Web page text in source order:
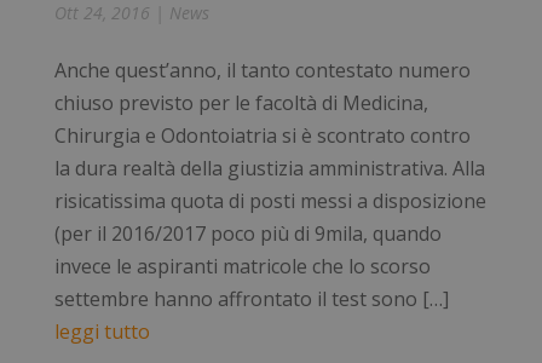
Ott 24, 2016
News
Anche quest’anno, il tanto contestato numero
chiuso previsto per le facoltà di Medicina,
Chirurgia e Odontoiatria si è scontrato contro
la dura realtà della giustizia amministrativa. Alla
risicatissima quota di posti messi a disposizione
(per il 2016/2017 poco più di 9mila, quando
invece le aspiranti matricole che lo scorso
settembre hanno affrontato il test sono […]
leggi tutto